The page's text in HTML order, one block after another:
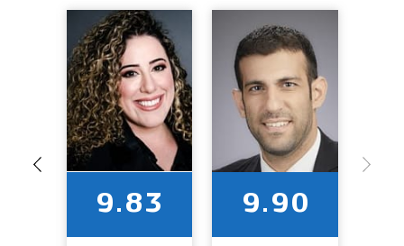
9.90
9.83